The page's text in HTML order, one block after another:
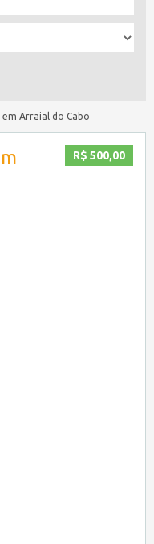
Arraial do Cabo
R$ 500,00